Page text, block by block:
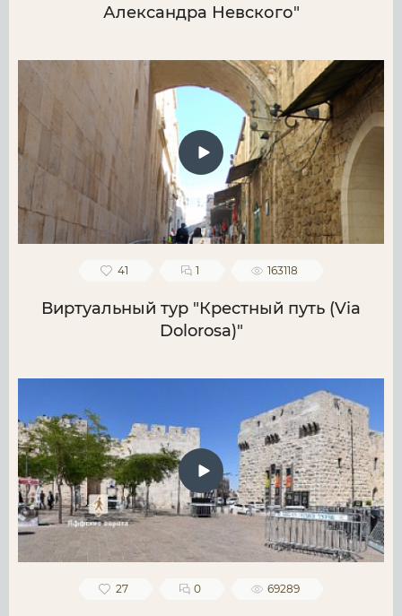
Александра Невского"
41 1 163118
Виртуальный тур "Крестный путь (Via
Dolorosa)"
27 0 69289